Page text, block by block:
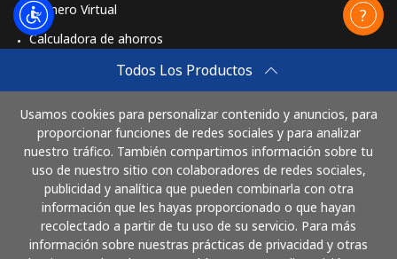
Todos Los Productos
Usamos cookies para personalizar contenido y anuncios, para
proporcionar funciones de redes sociales y para analizar
nuestro tráfico. También compartimos información sobre tu
uso de nuestro sitio con colaboradores de redes sociales,
publicidad y analítica que pueden combinarla con otra
información que les hayas proporcionado o que hayan
recolectado a partir de tu uso de su servicio. Para más
información sobre nuestras prácticas de privacidad y otras
Número Virtual
Calculadora de ahorros
Comprar
Cómo funciona
Paga con